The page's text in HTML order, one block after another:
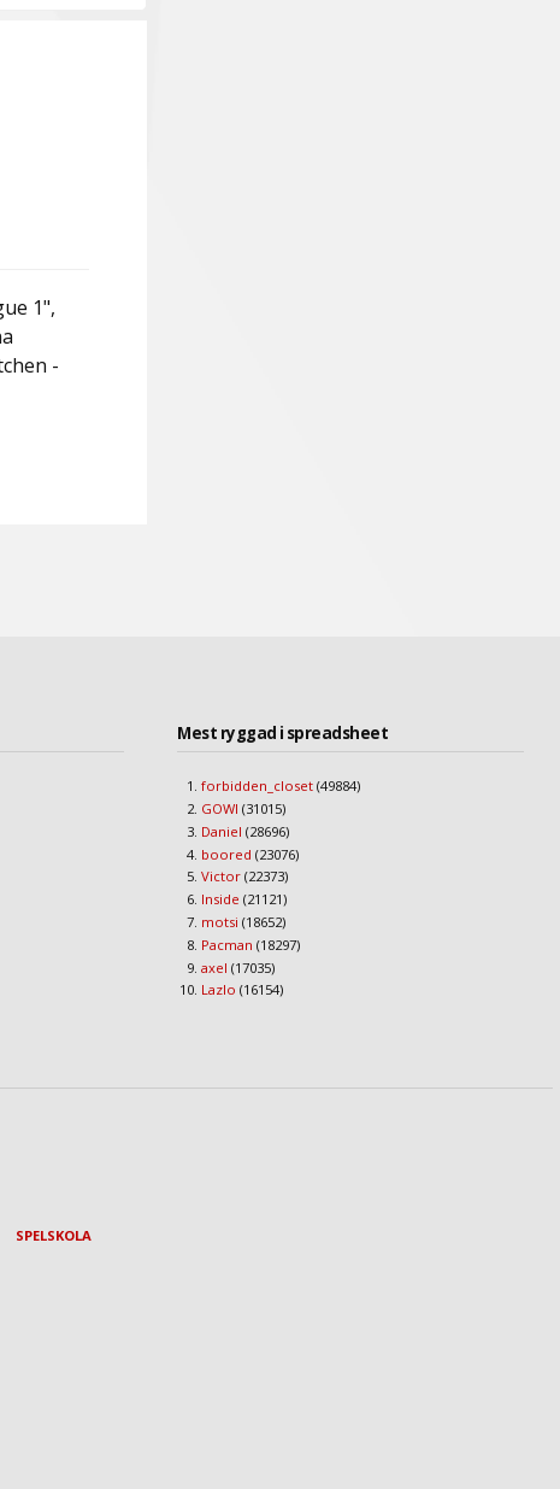
1",
-
Mest ryggad i spreadsheet
forbidden_closet (49884)
GOWI (31015)
Daniel (28696)
boored (23076)
Victor (22373)
Inside (21121)
motsi (18652)
Pacman (18297)
axel (17035)
Lazlo (16154)
SPELSKOLA